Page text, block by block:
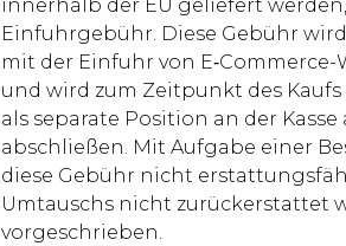
innerhalb der EU geliefert
Einfuhrgebühr. Diese Gebühr
mit der Einfuhr von
und wird zum Zeitpunkt des
als separate Position an der
abschließen. Mit Aufgabe einer
diese Gebühr nicht
Umtauschs nicht zurückerstattet
vorgeschrieben.